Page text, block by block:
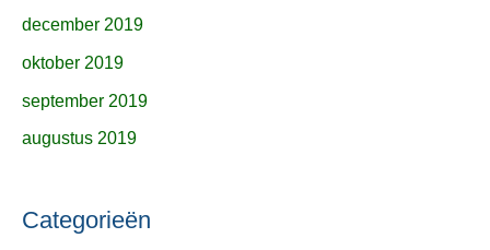
december 2019
oktober 2019
september 2019
augustus 2019
Categorieën